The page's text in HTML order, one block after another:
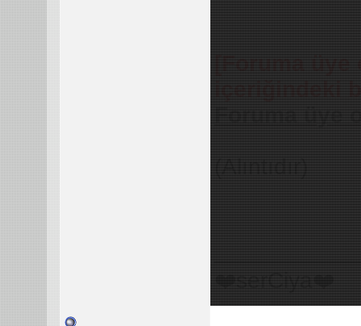
[Foruma üye
içeriğindeki
Foruma üye
(Alıntıdır)
❤️serCiya❤️